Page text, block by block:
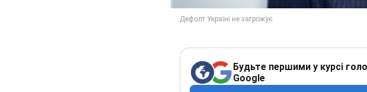
Будьте першими у курсі
Google